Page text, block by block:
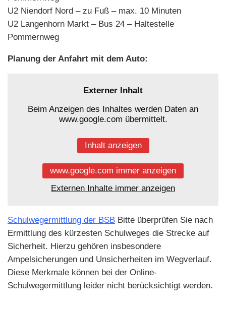
U2 Niendorf Nord – zu Fuß – max. 10 Minuten
U2 Langenhorn Markt – Bus 24 – Haltestelle
Pommernweg
Planung der Anfahrt mit dem Auto:
Externer Inhalt
Beim Anzeigen des Inhaltes werden Daten an
www.google.com übermittelt.
Inhalt anzeigen
www.google.com immer anzeigen
Externen Inhalte immer anzeigen
Schulwegermittlung der BSB Bitte überprüfen Sie nach
Ermittlung des kürzesten Schulweges die Strecke auf
Sicherheit. Hierzu gehören insbesondere
Ampelsicherungen und Unsicherheiten im Wegverlauf.
Diese Merkmale können bei der Online-
Schulwegermittlung leider nicht berücksichtigt werden.